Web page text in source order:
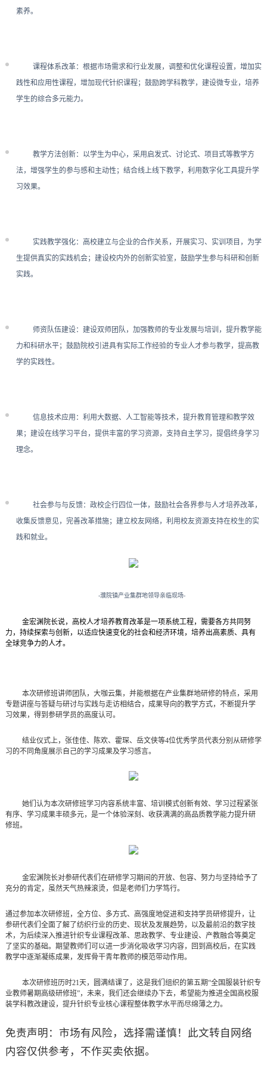
素养。
课程体系改革：根据市场需求和行业发展，调整和优化课程设置，增加实
践性和应用性课程，增加现代针织课程；鼓励跨学科教学，建设微专业，培养
学生的综合多元能力。
教学方法创新：以学生为中心，采用启发式、讨论式、项目式等教学方
法，增强学生的参与感和主动性；结合线上线下教学，利用数字化工具提升学
习效果。
实践教学强化：高校建立与企业的合作关系，开展实习、实训项目，为学
生提供真实的实践机会；建设校内外的创新实验室，鼓励学生参与科研和创新
实践。
师资队伍建设：建设双师团队，加强教师的专业发展与培训，提升教学能
力和科研水平；鼓励院校引进具有实际工作经验的专业人才参与教学，提高教
学的实践性。
信息技术应用：利用大数据、人工智能等技术，提升教育管理和教学效
果；建设在线学习平台，提供丰富的学习资源，支持自主学习，提倡终身学习
理念。
社会参与与反馈：政校企行四位一体，鼓励社会各界参与人才培养改革，
收集反馈意见，完善改革措施；建立校友网络，利用校友资源支持在校生的实
践和就业。
-濮院镇产业集群地领导亲临现场-
金宏渊院长说，高校人才培养教育改革是一项系统工程，需要各方共同努
力，持续探索与创新，以适应快速变化的社会和经济环境，培养出高素质、具有
全球竞争力的人才。
本次研修班讲师团队，大咖云集，并能根据在产业集群地研修的特点，采用
专题讲座与答疑与研讨与实践与走访相结合，成果导向的教学方式，不断提升学
习效果，得到参研学员的高度认可。
结业仪式上，张佳佳、陈欢、霍琛、岳文侠等4位优秀学员代表分别从研修学
习的不同角度展示自己的学习成果及学习感言。
她们认为本次研修班学习内容系统丰富、培训模式创新有效、学习过程紧张
有序、学习成果丰硕多元，是一个体验深刻、收获满满的高品质教学能力提升研
修班。
金宏渊院长对参研代表们在研修学习期间的开放、包容、努力与坚持给予了
充分的肯定，虽然天气热辣滚烫，但是老师们力学笃行。
通过参加本次研修班，全方位、多方式、高强度地促进和支持学员研修提升，让
参研代表们全面了解了纺织行业的历史、现状及发展趋势，以及最前沿的数字技
术，为后续深入推进针织专业课程改革、思政教学、专业建设、产教融合等奠定
了坚实的基础。期望教师们可以进一步消化吸收学习内容，回到高校后，在实践
教学中逐渐凝练成果，发挥骨干青年教师的模范带动作用。
本次研修班历时21天，圆满结课了，这是我们组织的第五期“全国服装针织专
业教师暑期高级研修班”，未来，我们还会继续办下去，希望能为推进全国高校服
装学科教改建设，提升针织专业核心课程整体教学水平而尽绵薄之力。
免责声明：市场有风险，选择需谨慎！此文转自网络
内容仅供参考，不作买卖依据。